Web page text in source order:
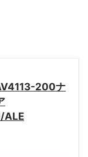
200ナ
ALE